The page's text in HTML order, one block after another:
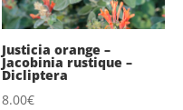
Justicia orange –
Jacobinia rustique –
Dicliptera
8.00€